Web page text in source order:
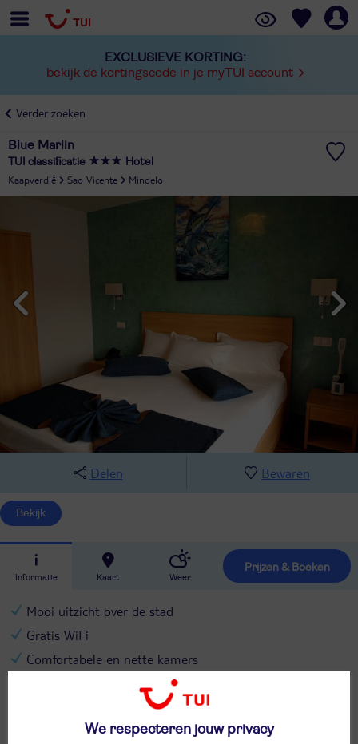
EXCLUSIEVE KORTING:
bekijk de kortingscode in je myTUI account
Verder zoeken
Blue Marlin
TUI classificatie Hotel
Kaapverdië Sao Vicente Mindelo
Delen Bewaren
Bekijk
Informatie Kaart Weer
Prijzen & Boeken
Mooi uitzicht over de stad
Gratis WiFi
Comfortabele en nette kamers
Relaxen aan het zwembad
Geniet van een heerlijke cocktail
We respecteren jouw privacy